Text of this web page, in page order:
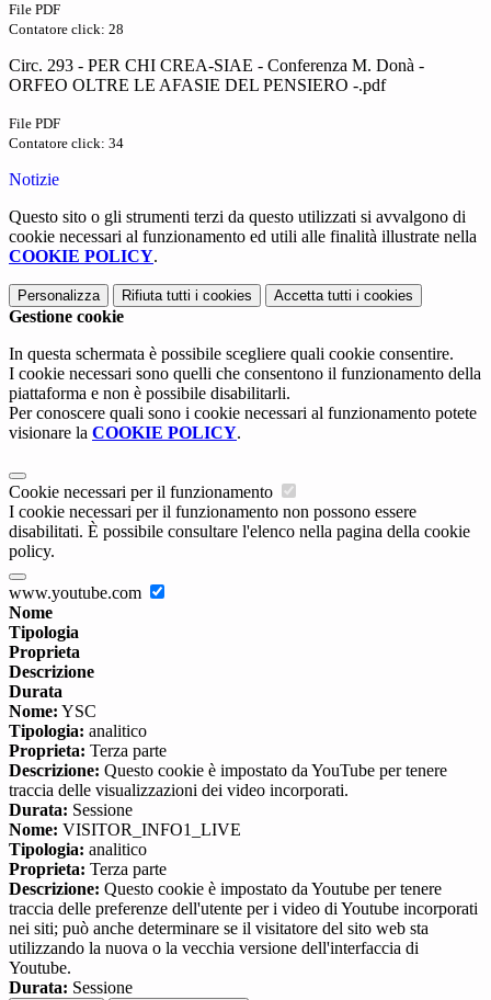
File PDF
Contatore click: 28
Circ. 293 - PER CHI CREA-SIAE - Conferenza M. Donà -
ORFEO OLTRE LE AFASIE DEL PENSIERO -.pdf
File PDF
Contatore click: 34
Notizie
Questo sito o gli strumenti terzi da questo utilizzati si avvalgono di
cookie necessari al funzionamento ed utili alle finalità illustrate nella
COOKIE POLICY.
Personalizza Rifiuta tutti i cookies Accetta tutti i cookies
Gestione cookie
In questa schermata è possibile scegliere quali cookie consentire.
I cookie necessari sono quelli che consentono il funzionamento della
piattaforma e non è possibile disabilitarli.
Per conoscere quali sono i cookie necessari al funzionamento potete
visionare la COOKIE POLICY.
Cookie necessari per il funzionamento
I cookie necessari per il funzionamento non possono essere
disabilitati. È possibile consultare l'elenco nella pagina della cookie
policy.
www.youtube.com
Nome
Tipologia
Proprieta
Descrizione
Durata
Nome: YSC
Tipologia: analitico
Proprieta: Terza parte
Descrizione: Questo cookie è impostato da YouTube per tenere
traccia delle visualizzazioni dei video incorporati.
Durata: Sessione
Nome: VISITOR_INFO1_LIVE
Tipologia: analitico
Proprieta: Terza parte
Descrizione: Questo cookie è impostato da Youtube per tenere
traccia delle preferenze dell'utente per i video di Youtube incorporati
nei siti; può anche determinare se il visitatore del sito web sta
utilizzando la nuova o la vecchia versione dell'interfaccia di
Youtube.
Durata: Sessione